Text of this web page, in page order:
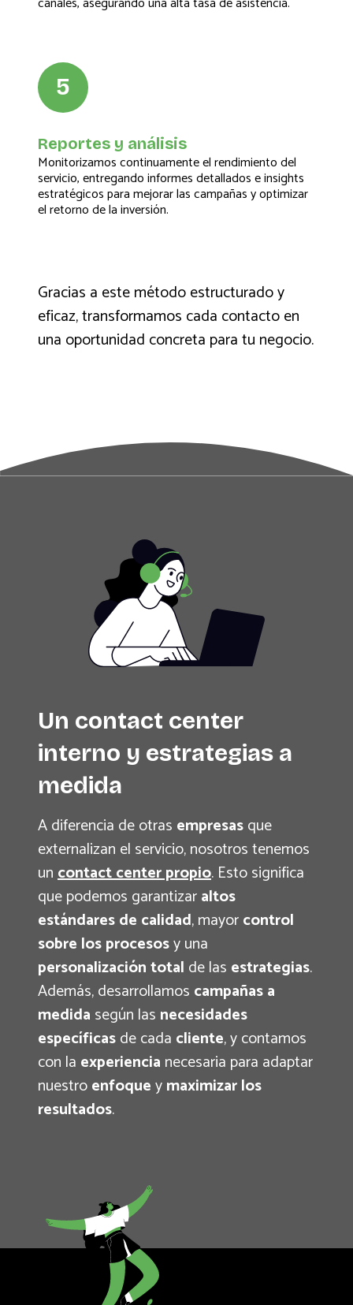
5
Reportes y análisis
Monitorizamos continuamente el rendimiento del
servicio, entregando informes detallados e insights
estratégicos para mejorar las campañas y optimizar
el retorno de la inversión.
Gracias a este método estructurado y
eficaz, transformamos cada contacto en
una oportunidad concreta para tu negocio.
Un contact center
interno y estrategias a
medida
A diferencia de otras empresasque
externalizan el servicio, nosotros tenemos
uncontact center propio. Esto significa
que podemos garantizaraltos
estándares de calidad, mayorcontrol
sobre los procesosy una
personalización total de las estrategias.
Además, desarrollamos campañas a
medida según las necesidades
específicasde cada cliente, y contamos
con la experiencia necesaria para adaptar
nuestroenfoqueymaximizar los
resultados.